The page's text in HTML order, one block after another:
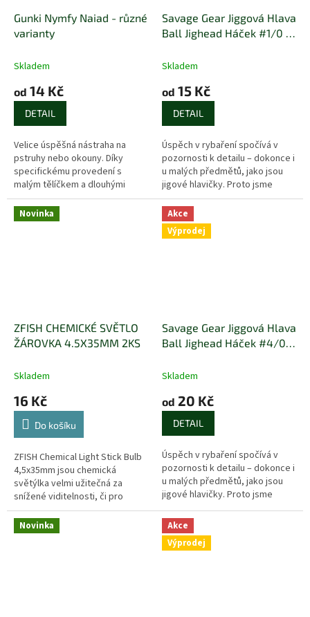
Gunki Nymfy Naiad - různé
varianty
Skladem
od 14 Kč
DETAIL
Velice úspěšná nástraha na
pstruhy nebo okouny. Díky
specifickému provedení s
malým tělíčkem a dlouhými
nožkami z ultra jemného, ale
přesto pevného a odolného
materiálu, se...
Savage Gear Jiggová Hlava
Ball Jighead Háček #1/0 -
Skladem
od 15 Kč
DETAIL
Úspěch v rybaření spočívá v
pozornosti k detailu – dokonce i
u malých předmětů, jako jsou
jigové hlavičky. Proto jsme
navrhli tyto kulaté jigové
hlavičky s ultra ostrými...
Novinka
ZFISH CHEMICKÉ SVĚTLO
ŽÁROVKA 4.5X35MM 2KS
Skladem
16 Kč
Do košíku
ZFISH Chemical Light Stick Bulb
4,5x35mm jsou chemická
světýlka velmi užitečná za
snížené viditelnosti, či pro
večerní a noční rybolov. Tento
typ tyčinek je díky svému tvaru
(...
Akce
Výprodej
Savage Gear Jiggová Hlava
Ball Jighead Háček #4/0 -
Skladem
od 20 Kč
DETAIL
Úspěch v rybaření spočívá v
pozornosti k detailu – dokonce i
u malých předmětů, jako jsou
jigové hlavičky. Proto jsme
navrhli tyto kulaté jigové
hlavičky s ultra ostrými...
Novinka
Akce
Výprodej